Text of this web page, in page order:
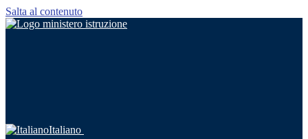
Salta al contenuto
Italiano